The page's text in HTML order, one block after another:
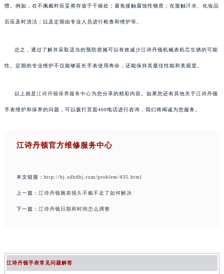
惯。例如，在不佩戴时应妥善存放于干燥处；避免接触腐蚀性物质；在接触汗水、化妆品
后应及时清洁；以及定期由专业人员进行检查和维护等。
总之，通过了解并采取适当的预防措施可以有效减少江诗丹顿机械表机芯生锈的可能
性。定期的专业维护不仅能够延长手表使用寿命，还能保持其最佳性能和美观度。
以上就是江诗丹顿保养服务中心为您分享的精彩内容。如果您还有其他关于江诗丹顿
手表维护和保养的问题，可以拨打页面400电话进行咨询，我们将竭诚为您服务。
江诗丹顿官方维修服务中心
本文链接： http://bj.sdhdbj.com/problem/435.html
上一篇： 江诗丹顿腕表很久不戴不走了如何解决
下一篇： 江诗丹顿日期和时间怎么调整
江诗丹顿手表常见问题解答